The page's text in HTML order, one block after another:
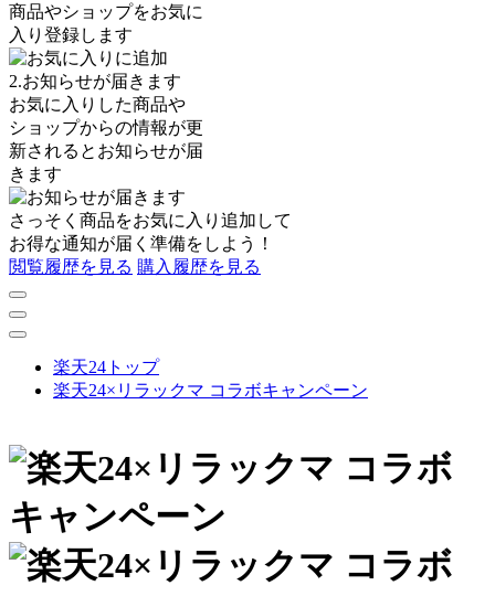
商品やショップをお気に
入り登録します
2.お知らせが届きます
お気に入りした商品や
ショップからの情報が更
新されるとお知らせが届
きます
さっそく商品をお気に入り追加 して
お得な通知が届く準備をしよう！
閲覧履歴を見る 購入履歴を見る
楽天24トップ
楽天24×リラックマ コラボキャンペーン